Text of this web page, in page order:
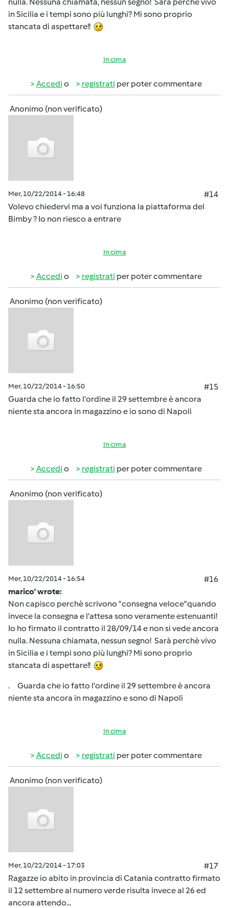
in Sicilia e i tempi sono più lunghi? Mi sono proprio
stancata di aspettare!!
In cima
Accedi o registrati per poter commentare
Anonimo (non verificato)
Mer, 10/22/2014 - 16:48
#14
Volevo chiedervi ma a voi funziona la piattaforma del
Bimby ? Io non riesco a entrare
In cima
Accedi o registrati per poter commentare
Anonimo (non verificato)
Mer, 10/22/2014 - 16:50
#15
Guarda che io fatto l'ordine il 29 settembre è ancora
niente sta ancora in magazzino e io sono di Napoli
In cima
Accedi o registrati per poter commentare
Anonimo (non verificato)
Mer, 10/22/2014 - 16:54
#16
marico' wrote:
Non capisco perchè scrivono "consegna veloce"quando
invece la consegna e l'attesa sono veramente estenuanti!
Io ho firmato il contratto il 28/09/14 e non si vede ancora
nulla. Nessuna chiamata, nessun segno! Sarà perchè vivo
in Sicilia e i tempi sono più lunghi? Mi sono proprio
stancata di aspettare!!
. Guarda che io fatto l'ordine il 29 settembre è ancora
niente sta ancora in magazzino e sono di Napoli
In cima
Accedi o registrati per poter commentare
Anonimo (non verificato)
Mer, 10/22/2014 - 17:03
#17
Ragazze io abito in provincia di Catania contratto firmato
il 12 settembre al numero verde risulta invece al 26 ed
ancora attendo...